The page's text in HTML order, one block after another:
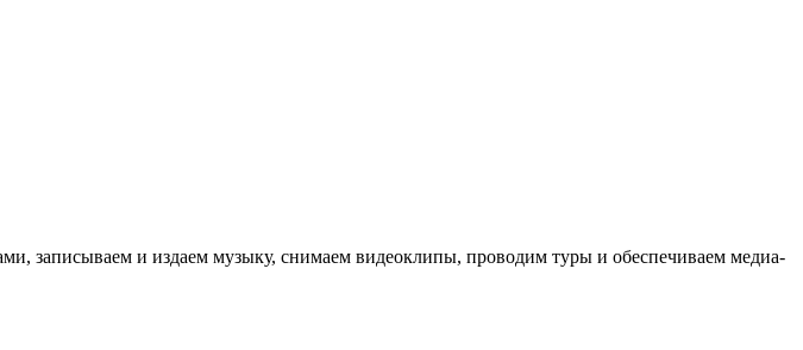
записываем и издаем музыку, снимаем видеоклипы, проводим туры и обеспечиваем медиа-